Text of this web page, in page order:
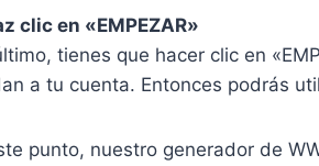
clic en «EMPEZAR»
tienes que hacer clic en
a tu cuenta. Entonces podrás
punto, nuestro generador de